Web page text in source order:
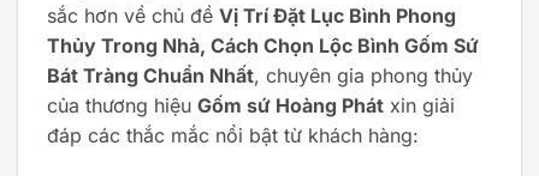
sắc hơn về chủ đề Vị Trí Đặt Lục Bình Phong
Thủy Trong Nhà, Cách Chọn Lộc Bình Gốm Sứ
Bát Tràng Chuẩn Nhất, chuyên gia phong thủy
của thương hiệu Gốm sứ Hoàng Phát xin giải
đáp các thắc mắc nổi bật từ khách hàng: